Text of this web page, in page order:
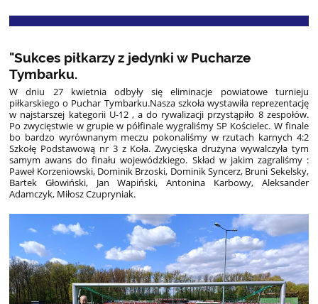
"Sukces piłkarzy z jedynki w Pucharze
Tymbarku.
W dniu 27 kwietnia odbyły się eliminacje powiatowe turnieju
piłkarskiego o Puchar Tymbarku.Nasza szkoła wystawiła reprezentację
w najstarszej kategorii U-12 , a do rywalizacji przystąpiło 8 zespołów.
Po zwycięstwie w grupie w półfinale wygraliśmy SP Kościelec. W finale
bo bardzo wyrównanym meczu pokonaliśmy w rzutach karnych 4:2
Szkołę Podstawową nr 3 z Koła. Zwycięska drużyna wywalczyła tym
samym awans do finału wojewódzkiego. Skład w jakim zagraliśmy :
Paweł Korzeniowski, Dominik Brzoski, Dominik Syncerz, Bruni Sekelsky,
Bartek Głowiński, Jan Wapiński, Antonina Karbowy, Aleksander
Adamczyk, Miłosz Czupryniak.